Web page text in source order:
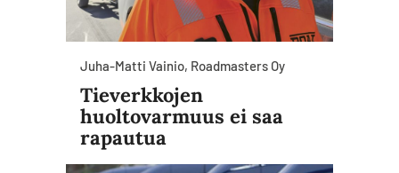
Juha-Matti Vainio, Roadmasters Oy
Tieverkkojen
huoltovarmuus ei saa
rapautua